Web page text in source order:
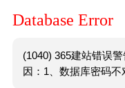
Database Error
(1040) 365建站错误
因：1、数据库密码不